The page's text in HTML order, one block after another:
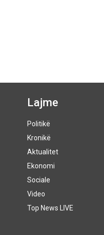
Lajme
Politikë
Kronikë
Aktualitet
Ekonomi
Sociale
Video
Top News LIVE